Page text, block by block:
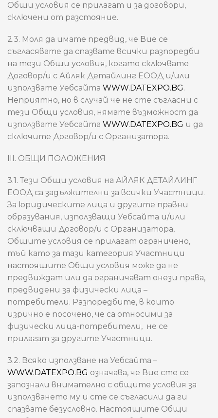
Общи условия се прилагат и за договори,
сключени от разстояние.
2.3. Моля да имате предвид, че Вие се
съгласявате да спазвате всички разпоредби
на тези Общи условия, когато сключвате
Договор/и с Айляк Детайлинг ЕООД и/или
използвате Уебсайта WWW.DATEXPO.BG.
Неприятно, но в случай че не сте съгласни с
тези Общи условия, нямате възможност да
използвате Уебсайта WWW.DATEXPO.BG и да
сключите Договор/и с Организатора.
III. ОБЩИ ПОЛОЖЕНИЯ
3.1. Тези Общи условия на АЙЛЯК ДЕТАЙЛИНГ
ЕООД са задължителни за всички Участници.
За юридическите лица и другите правни
образувания, използващи Уебсайта и/или
сключващи Договор/и с Организатора,
Общите условия се прилагат ограничено,
тъй като за тази категория Участници
настоящите Общи условия може да не
предвиждат или да ограничават онези права,
предвидени за физически лица –
потребители. Разпоредбите, в които
изрично е посочено, че са относими за
физически лица-потребители, не се
прилагат за другите Участници.
3.2. Всяко използване на Уебсайта –
WWW.DATEXPO.BG означава, че Вие сте се
запознали внимателно с общите условия за
използването му и сте се съгласили да ги
спазвате безусловно. Настоящите Общи